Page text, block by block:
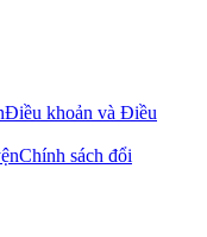
Điều khoản và Điều
Chính sách đổi